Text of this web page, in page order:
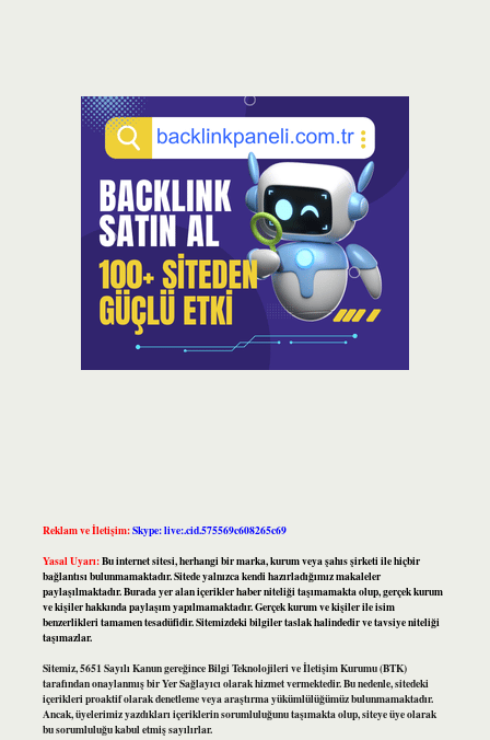
Reklam ve İletişim:Skype: live:.cid.575569c608265c69
Yasal Uyarı:Bu internet sitesi, herhangi bir marka, kurum veya şahıs şirketi ile hiçbir
bağlantısı bulunmamaktadır. Sitede yalnızca kendi hazırladığımız makaleler
paylaşılmaktadır. Burada yer alan içerikler haber niteliği taşımamakta olup, gerçek kurum
ve kişiler hakkında paylaşım yapılmamaktadır. Gerçek kurum ve kişiler ile isim
benzerlikleri tamamen tesadüfidir. Sitemizdeki bilgiler taslak halindedir ve tavsiye niteliği
taşımazlar.
Sitemiz, 5651 Sayılı Kanun gereğince Bilgi Teknolojileri ve İletişim Kurumu (BTK)
tarafından onaylanmış bir Yer Sağlayıcı olarak hizmet vermektedir. Bu nedenle, sitedeki
içerikleri proaktif olarak denetleme veya araştırma yükümlülüğümüz bulunmamaktadır.
Ancak, üyelerimiz yazdıkları içeriklerin sorumluluğunu taşımakta olup, siteye üye olarak
bu sorumluluğu kabul etmiş sayılırlar.